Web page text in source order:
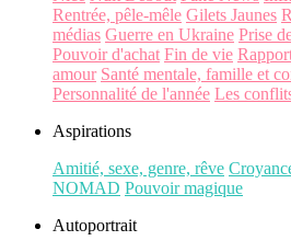
Rentrée, pêle-mêle Gilets Jaunes
médias Guerre en Ukraine Prise
Pouvoir d'achat Fin de vie
amour Santé mentale, famille et
Personnalité de l'année Les
Aspirations
Amitié, sexe, genre, rêve
NOMAD Pouvoir magique
Autoportrait